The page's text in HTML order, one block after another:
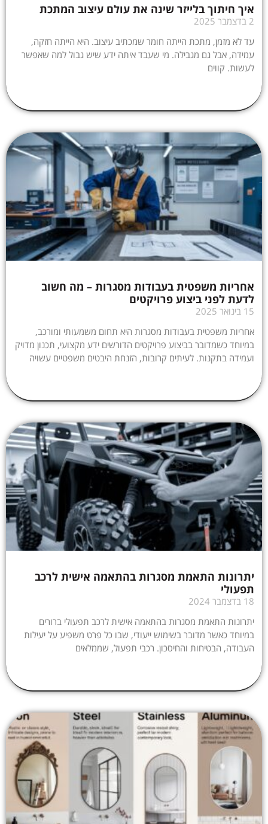
איך חיתוך בלייזר שינה את עולם עיצוב המתכת
2 בדצמבר 2025
עד לא מזמן, מתכת הייתה חומר שמכתיב עיצוב. היא הייתה חזקה,
עמידה, אבל גם מגבילה. מי שעבד איתה ידע שיש גבול למה שאפשר
לעשות. קווים
אחריות משפטית בעבודות מסגרות – מה חשוב
לדעת לפני ביצוע פרויקטים
15 בינואר 2025
אחריות משפטית בעבודות מסגרות היא תחום משמעותי ומורכב,
במיוחד כשמדובר בביצוע פרויקטים הדורשים ידע מקצועי, תכנון מדויק
ועמידה בתקנות. לעיתים קרובות, הזנחת היבטים משפטיים עשויה
יתרונות התאמת מסגרות בהתאמה אישית לרכב
תפעולי
18 בדצמבר 2024
יתרונות התאמת מסגרות בהתאמה אישית לרכב תפעולי ברורים
במיוחד כאשר מדובר בשימוש ייעודי, שבו כל פרט משפיע על יעילות
העבודה, הבטיחות והחיסכון. רכבי תפעול, שממלאים